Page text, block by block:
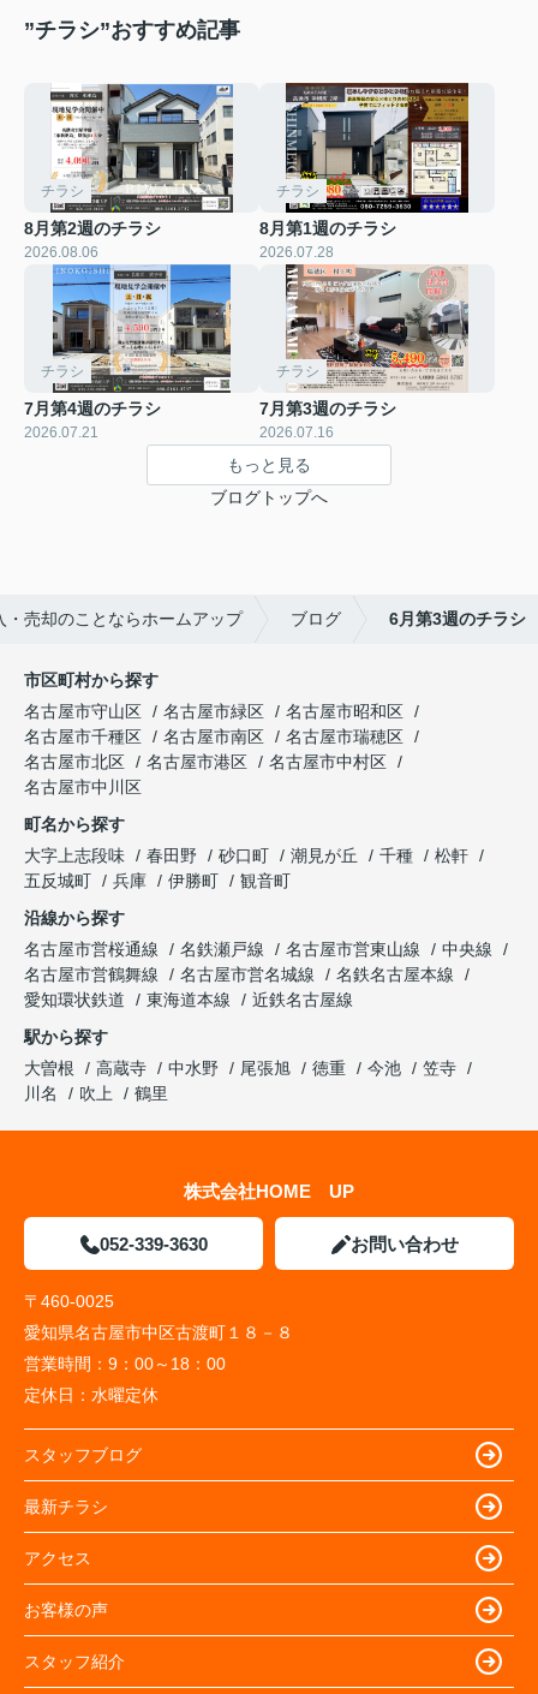
”チラシ”おすすめ記事
チラシ
8月第2週のチラシ
2026.08.06
チラシ
8月第1週のチラシ
2026.07.28
チラシ
7月第4週のチラシ
2026.07.21
チラシ
7月第3週のチラシ
2026.07.16
もっと見る
ブログトップへ
売却のことならホームアップ ブログ 6月第3週のチラシ
市区町村から探す
名古屋市守山区
名古屋市緑区
名古屋市昭和区
名古屋市千種区
名古屋市南区
名古屋市瑞穂区
名古屋市北区
名古屋市港区
名古屋市中村区
名古屋市中川区
町名から探す
大字上志段味
春田野 砂口町 潮見が丘 千種
松軒
五反城町
兵庫 伊勝町
観音町
沿線から探す
名古屋市営桜通線
名鉄瀬戸線 名古屋市営東山線
中央線
名古屋市営鶴舞線
名古屋市営名城線
名鉄名古屋本線
愛知環状鉄道
東海道本線
近鉄名古屋線
駅から探す
大曽根
高蔵寺 中水野 尾張旭 徳重 今池
笠寺
川名
吹上 鶴里
株式会社HOME UP
052-339-3630 お問い合わせ
〒460-0025
愛知県名古屋市中区古渡町１８－８
営業時間： 9：00～18：00
定休日： 水曜定休
スタッフブログ
最新チラシ
アクセス
お客様の声
スタッフ紹介